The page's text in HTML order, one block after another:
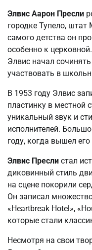
Элвис Аарон Пресли
городке Тупело,
самого детства он
особенно к
Элвис начал
участвовать в
В 1953 году Элвис
пластинку в местной
уникальный звук и
исполнителей.
году, когда вышел
Элвис Пресли стал
диковинный стиль
на сцене покорили
Он записал
«Heartbreak Hotel»,
которые стали
Несмотря на свои